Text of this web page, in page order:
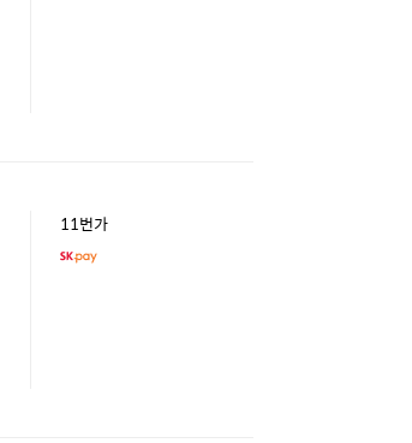
11번가